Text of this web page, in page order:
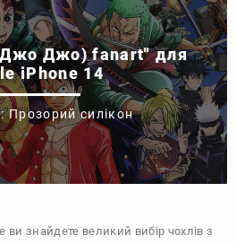
Джо) fanart" для
iPhone 14
Прозорий силікон
ви знайдете великий вибір чохлів з